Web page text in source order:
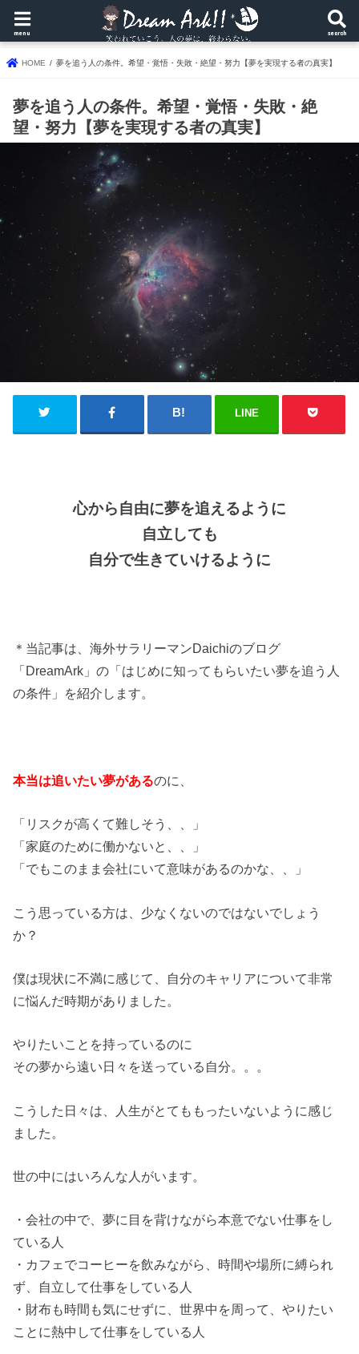
search
menu
HOME 夢を追う人の条件。希望・覚悟・失敗・絶望・努力【夢を実現する者の真実】
夢を追う人の条件。希望・覚悟・失敗・絶
望・努力【夢を実現する者の真実】
LINE
心から自由に夢を追えるように
自立しても
自分で生きていけるように
＊当記事は、海外サラリーマンDaichiのブログ
「DreamArk」の「はじめに知ってもらいたい夢を追う人
の条件」を紹介します。
本当は追いたい夢があるのに、
「リスクが高くて難しそう、、」
「家庭のために働かないと、、」
「でもこのまま会社にいて意味があるのかな、、」
こう思っている方は、少なくないのではないでしょう
か？
僕は現状に不満に感じて、自分のキャリアについて非常
に悩んだ時期がありました。
やりたいことを持っているのに
その夢から遠い日々を送っている自分。。。
こうした日々は、人生がとてももったいないように感じ
ました。
世の中にはいろんな人がいます。
・会社の中で、夢に目を背けながら本意でない仕事をし
ている人
・カフェでコーヒーを飲みながら、時間や場所に縛られ
ず、自立して仕事をしている人
・財布も時間も気にせずに、世界中を周って、やりたい
ことに熱中して仕事をしている人